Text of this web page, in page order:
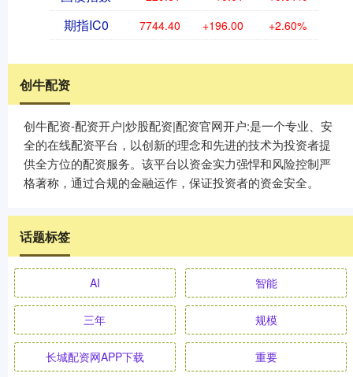
期指IC0 7744.40 +196.00 +2.60%
创牛配资
创牛配资-配资开户|炒股配资|配资官网开户:是一个专业、安
全的在线配资平台，以创新的理念和先进的技术为投资者提
供全方位的配资服务。该平台以资金实力强悍和风险控制严
格著称，通过合规的金融运作，保证投资者的资金安全。
话题标签
AI 智能
三年 规模
长城配资网APP下载 重要